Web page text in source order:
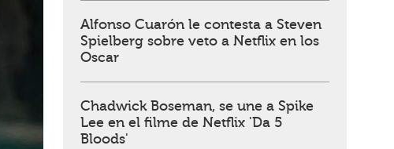
Alfonso Cuarón le contesta a Steven
Spielberg sobre veto a Netflix en los
Oscar
Chadwick Boseman, se une a Spike
Lee en el filme de Netflix 'Da 5
Bloods'